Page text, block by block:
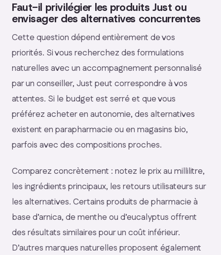
Faut-il privilégier les produits Just ou
envisager des alternatives concurrentes
Cette question dépend entièrement de vos
priorités. Si vous recherchez des formulations
naturelles avec un accompagnement personnalisé
par un conseiller, Just peut correspondre à vos
attentes. Si le budget est serré et que vous
préférez acheter en autonomie, des alternatives
existent en parapharmacie ou en magasins bio,
parfois avec des compositions proches.
Comparez concrètement : notez le prix au millilitre,
les ingrédients principaux, les retours utilisateurs sur
les alternatives. Certains produits de pharmacie à
base d’arnica, de menthe ou d’eucalyptus offrent
des résultats similaires pour un coût inférieur.
D’autres marques naturelles proposent également